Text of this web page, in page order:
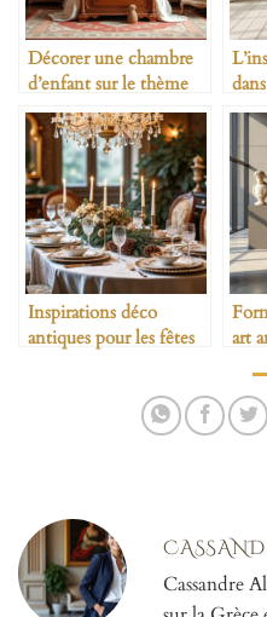
Décorer une chambre
d’enfant sur le thème
antique
Inspirations déco
antiques pour les fêtes
art
Cassandre